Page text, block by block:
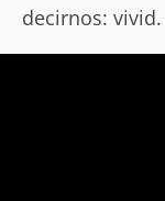
decirnos: vivid.